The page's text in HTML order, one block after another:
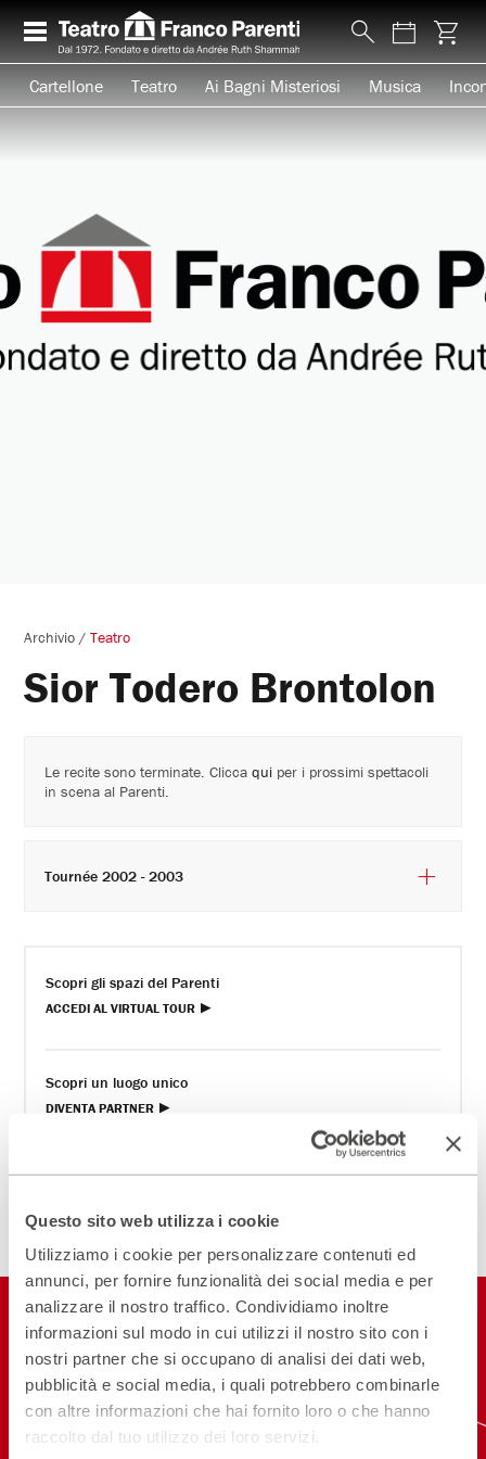
Questo sito web utilizza i cookie
Utilizziamo i cookie per personalizzare contenuti ed
annunci, per fornire funzionalità dei social media e per
analizzare il nostro traffico. Condividiamo inoltre
informazioni sul modo in cui utilizzi il nostro sito con i
nostri partner che si occupano di analisi dei dati web,
pubblicità e social media, i quali potrebbero combinarle
con altre informazioni che hai fornito loro o che hanno
raccolto dal tuo utilizzo dei loro servizi.
Cartellone Teatro Ai Bagni Misteriosi Musica
Archivio /Teatro
Sior Todero Brontolon
Scopri gli spazi del Parenti
ACCEDI AL VIRTUAL TOUR
Scopri un luogo unico
DIVENTA PARTNER
Le recite sono terminate. Cliccaqui per i prossimi spettacoli
in scena al Parenti.
Tournée 2002 - 2003
Restiamo in
contatto
ISCRIVITI ALLA NEWSLETTER